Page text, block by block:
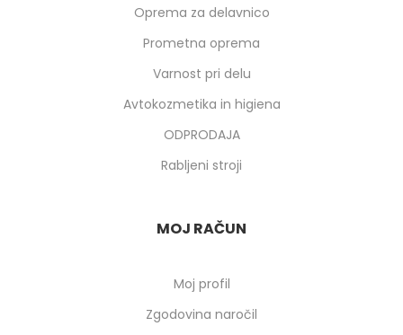
Oprema za delavnico
Prometna oprema
Varnost pri delu
Avtokozmetika in higiena
ODPRODAJA
Rabljeni stroji
MOJ RAČUN
Moj profil
Zgodovina naročil